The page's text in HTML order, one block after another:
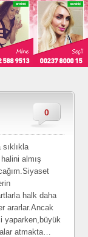
0
almış
halk daha
ararlar.Ancak
yaparken,büyük
atmakta…